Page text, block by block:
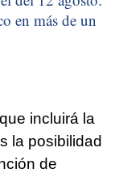
en más de un
incluirá la
la posibilidad
de